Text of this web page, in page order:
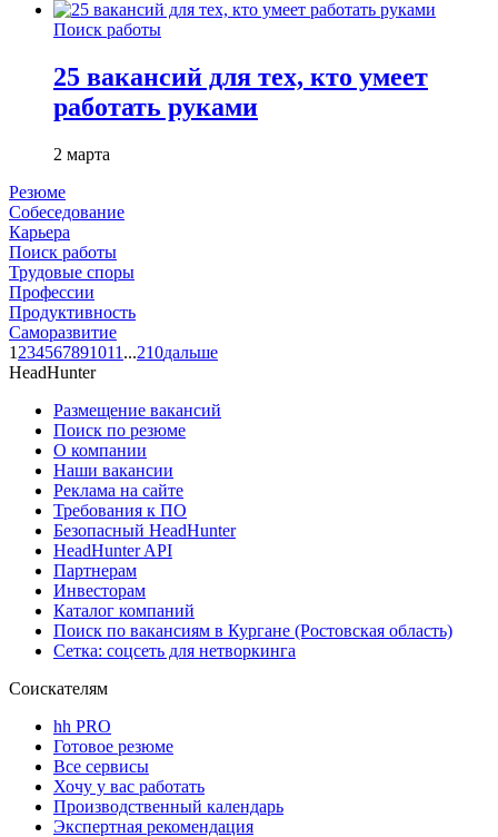
Поиск работы
25 вакансий для тех, кто умеет
работать руками
2 марта
Резюме
Собеседование
Карьера
Поиск работы
Трудовые споры
Профессии
Продуктивность
Саморазвитие
1 234567891011 ...210дальше
HeadHunter
Размещение вакансий
Поиск по резюме
О компании
Наши вакансии
Реклама на сайте
Требования к ПО
Безопасный HeadHunter
HeadHunter API
Партнерам
Инвесторам
Каталог компаний
Поиск по вакансиям в Кургане (Ростовская область)
Сетка: соцсеть для нетворкинга
Соискателям
hh PRO
Готовое резюме
Все сервисы
Хочу у вас работать
Производственный календарь
Экспертная рекомендация